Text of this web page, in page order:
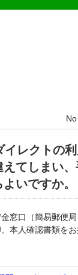
No
レクトの
てしまい
いですか。
窓口（簡易郵便
本人確認書類を